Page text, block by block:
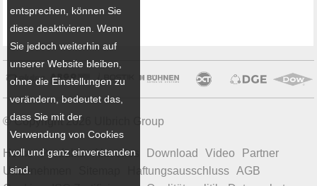
© Copyright 2026 Ulbrich Group
Home Produkte Aktuelles Download Video
Partner
Unternehmen
Haftungsausschluss
AGB
entsprechen, können Sie
diese deaktivieren. Wenn
Sie jedoch weiterhin auf
unserer Website bleiben,
ohne die Einstellungen zu
verändern, bedeutet das,
dass Sie mit der
Verwendung von Cookies
voll und ganz einverstanden
sind.